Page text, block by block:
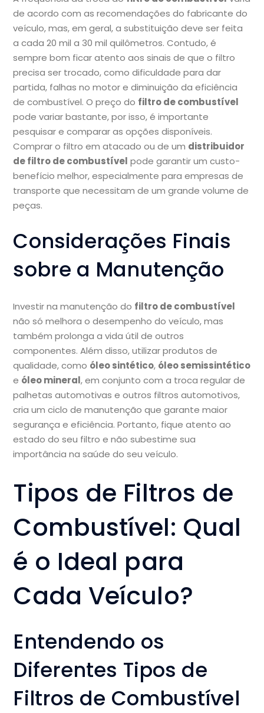
de acordo com as recomendações do fabricante do
veículo, mas, em geral, a substituição deve ser feita
a cada 20 mil a 30 mil quilômetros. Contudo, é
sempre bom ficar atento aos sinais de que o filtro
precisa ser trocado, como dificuldade para dar
partida, falhas no motor e diminuição da eficiência
de combustível. O preço do filtro de combustível
pode variar bastante, por isso, é importante
pesquisar e comparar as opções disponíveis.
Comprar o filtro em atacado ou de um distribuidor
de filtro de combustível pode garantir um custo-
benefício melhor, especialmente para empresas de
transporte que necessitam de um grande volume de
peças.
Considerações Finais
sobre a Manutenção
Investir na manutenção do filtro de combustível
não só melhora o desempenho do veículo, mas
também prolonga a vida útil de outros
componentes. Além disso, utilizar produtos de
qualidade, como óleo sintético, óleo semissintético
e óleo mineral, em conjunto com a troca regular de
palhetas automotivas e outros filtros automotivos,
cria um ciclo de manutenção que garante maior
segurança e eficiência. Portanto, fique atento ao
estado do seu filtro e não subestime sua
importância na saúde do seu veículo.
Tipos de Filtros de
Combustível: Qual
é o Ideal para
Cada Veículo?
Entendendo os
Diferentes Tipos de
Filtros de Combustível